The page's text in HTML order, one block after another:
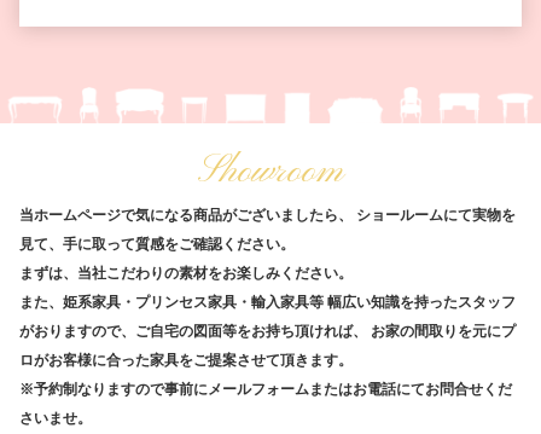
Showroom
当ホームページで気になる商品がございましたら、
ショールームにて実物を
見て、手に取って質感をご確認ください。
まずは、当社こだわりの素材をお楽しみください。
また、姫系家具・プリンセス家具・輸入家具等 幅広い知識を持ったスタッフ
がおりますので、ご自宅の図面等をお持ち頂ければ、
お家の間取りを元にプ
ロがお客様に合った家具をご提案させて頂きます。
※予約制なりますので事前にメールフォームまたはお電話にてお問合せくだ
さいませ。